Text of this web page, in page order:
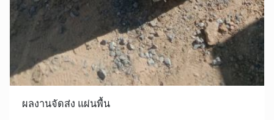
ผลงานจัดส่ง แผ่นพื้น